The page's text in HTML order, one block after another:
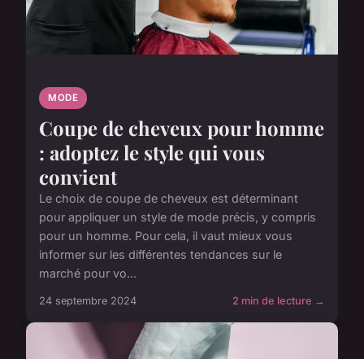
MODE
Coupe de cheveux pour homme
: adoptez le style qui vous
convient
Le choix de coupe de cheveux est déterminant
pour appliquer un style de mode précis, y compris
pour un homme. Pour cela, il vaut mieux vous
informer sur les différentes tendances sur le
marché pour vo...
24 septembre 2024 2 min de lecture →